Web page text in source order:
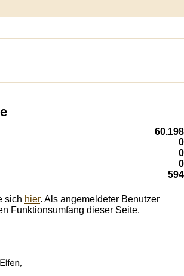
60.198
0
0
0
594
sich hier. Als angemeldeter Benutzer
Funktionsumfang dieser Seite.